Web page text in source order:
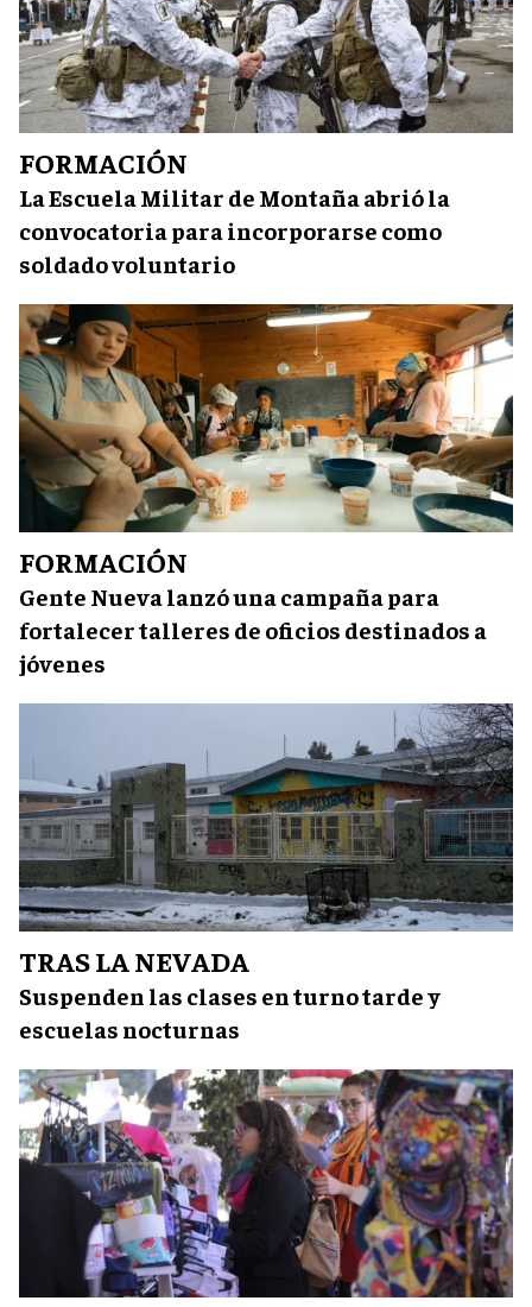
FORMACIÓN
La Escuela Militar de Montaña abrió la
convocatoria para incorporarse como
soldado voluntario
FORMACIÓN
Gente Nueva lanzó una campaña para
fortalecer talleres de oficios destinados a
jóvenes
TRAS LA NEVADA
Suspenden las clases en turno tarde y
escuelas nocturnas